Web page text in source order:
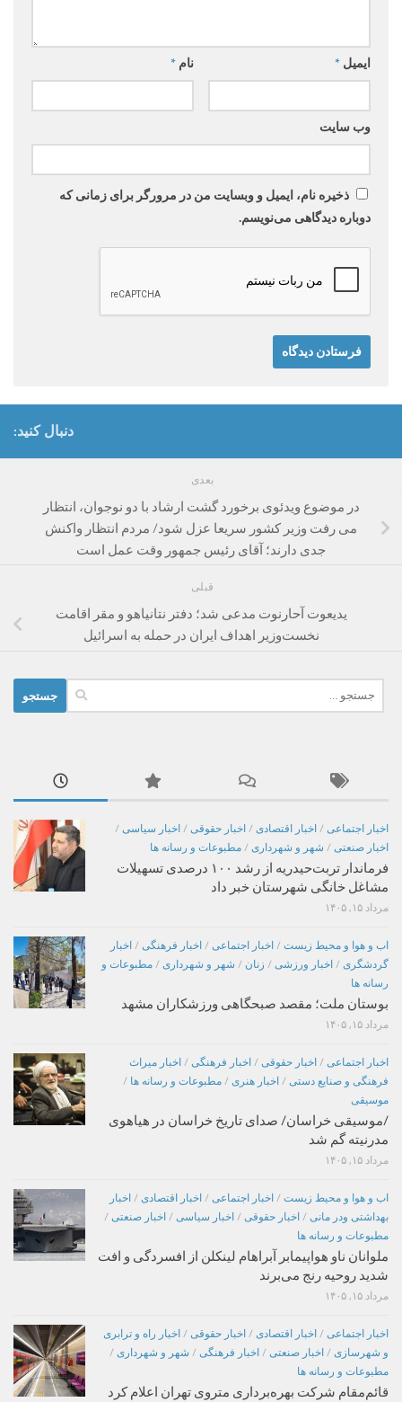
نام * ایمیل *
وب‌ سایت
ذخیره نام، ایمیل و وبسایت من در مرورگر برای زمانی که
دوباره دیدگاهی می‌نویسم.
دنبال کنید:
بعدی
در موضوع ویدئوی برخورد گشت ارشاد با دو نوجوان، انتظار
می رفت وزیر کشور سریعا عزل شود/ مردم انتظار واکنش
جدی دارند؛ آقای رئیس جمهور وقت عمل است
قبلی
یدیعوت آحارنوت مدعی شد؛ دفتر نتانیاهو و مقر اقامت
نخست‌وزیر اهداف ایران در حمله به اسرائیل
برای:
اخبار اجتماعی / اخبار اقتصادی / اخبار حقوقی / اخبار سیاسی /
اخبار صنعتی / شهر و شهرداری / مطبوعات و رسانه ها
فرماندار تربت‌حیدریه از رشد ۱۰۰ درصدی تسهیلات
مشاغل خانگی شهرستان خبر داد
مرداد ۱۵, ۱۴۰۵
اب و هوا و محیط زیست / اخبار اجتماعی / اخبار فرهنگی / اخبار
گردشگری / اخبار ورزشی / زنان / شهر و شهرداری / مطبوعات و
رسانه ها
بوستان ملت؛ مقصد صبحگاهی ورزشکاران مشهد
مرداد ۱۵, ۱۴۰۵
اخبار اجتماعی / اخبار حقوقی / اخبار فرهنگی / اخبار میراث
فرهنگی و صنایع دستی / اخبار هنری / مطبوعات و رسانه ها /
موسیقی
/موسیقی خراسان/ صدای تاریخ خراسان در هیاهوی
مدرنیته گم شد
مرداد ۱۵, ۱۴۰۵
اب و هوا و محیط زیست / اخبار اجتماعی / اخبار اقتصادی / اخبار
بهداشتی ودر مانی / اخبار حقوقی / اخبار سیاسی / اخبار صنعتی /
مطبوعات و رسانه ها
ملوانان ناو هواپیمابر آبراهام لینکلن از افسردگی و افت
شدید روحیه رنج می‌برند
مرداد ۱۵, ۱۴۰۵
اخبار اجتماعی / اخبار اقتصادی / اخبار حقوقی / اخبار راه و ترابری
و شهرسازی / اخبار صنعتی / اخبار فرهنگی / شهر و شهرداری /
مطبوعات و رسانه ها
قائم‌مقام شرکت بهره‌برداری متروی تهران اعلام کرد